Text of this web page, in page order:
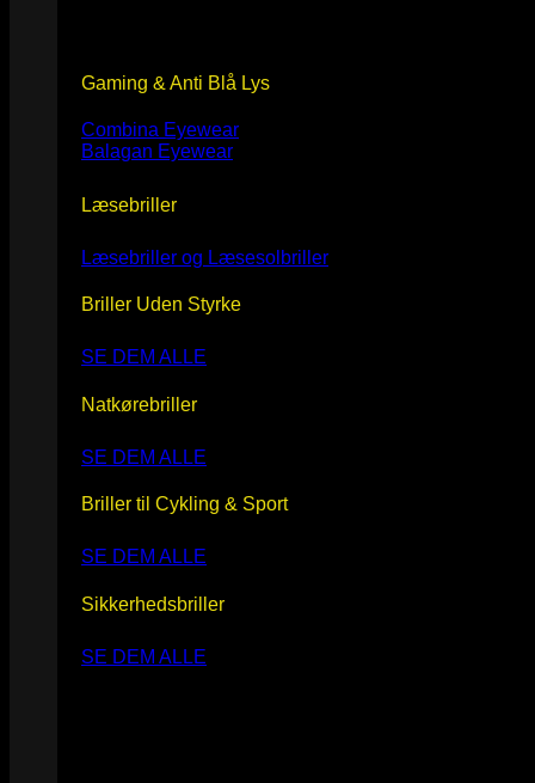
Gaming & Anti Blå Lys
Combina Eyewear
Balagan Eyewear
Læsebriller
Læsebriller og Læsesolbriller
Briller Uden Styrke
SE DEM ALLE
Natkørebriller
SE DEM ALLE
Briller til Cykling & Sport
SE DEM ALLE
Sikkerhedsbriller
SE DEM ALLE